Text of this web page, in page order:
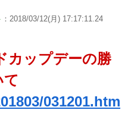
：2018/03/12(月) 17:17:11.24
カップデーの勝
031201.htm